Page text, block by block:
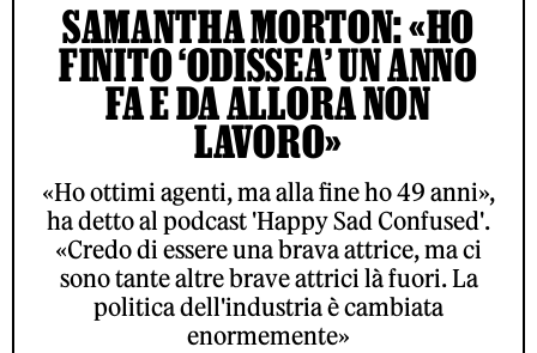
SAMANTHA MORTON: «HO
FINITO ‘ODISSEA’ UN ANNO
FA E DA ALLORA NON
LAVORO»
«Ho ottimi agenti, ma alla fine ho 49 anni»,
ha detto al podcast 'Happy Sad Confused'.
«Credo di essere una brava attrice, ma ci
sono tante altre brave attrici là fuori. La
politica dell'industria è cambiata
enormemente»